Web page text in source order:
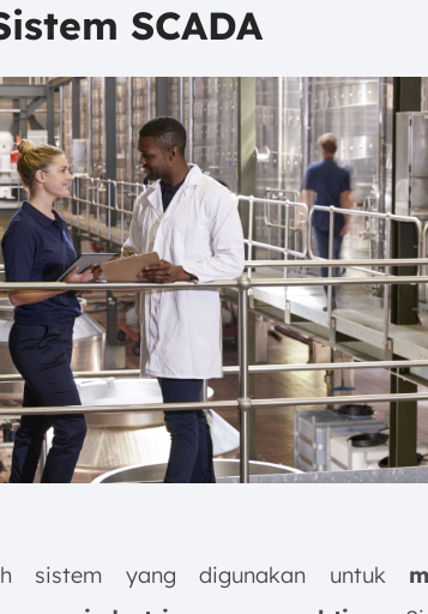
SCADA
sistem yang digunakan untuk